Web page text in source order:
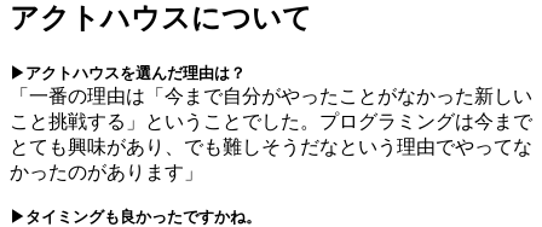
アクトハウスについて
▶アクトハウスを選んだ理由は？
「一番の理由は「今まで自分がやったことがなかった新しい
こと挑戦する」ということでした。プログラミングは今まで
とても興味があり、でも難しそうだなという理由でやってな
かったのがあります」
▶タイミングも良かったですかね。